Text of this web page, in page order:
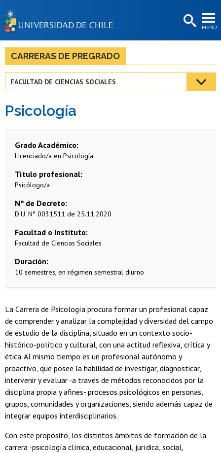
MENÚ
BIBLIOTECAS
LA UNIVERSIDAD
Estudiantes
Egresadas/os
CARRERAS DE PREGRADO
FACULTAD DE CIENCIAS SOCIALES
Psicología
Grado Académico
Licenciado/a en Psicología
Título profesional
Psicólogo/a
Nº de Decreto
D.U. N° 0031511 de 25.11.2020
Facultad o Instituto
Facultad de Ciencias Sociales
Duración
10 semestres, en régimen semestral diurno
La Carrera de Psicología procura formar un profesional capaz
de comprender y analizar la complejidad y diversidad del campo
de estudio de la disciplina, situado en un contexto socio-
histórico-político y cultural, con una actitud reflexiva, crítica y
ética. Al mismo tiempo es un profesional autónomo y
proactivo, que posee la habilidad de investigar, diagnosticar,
intervenir y evaluar -a través de métodos reconocidos por la
disciplina propia y afines- procesos psicológicos en personas,
grupos, comunidades y organizaciones, siendo además capaz de
integrar equipos interdisciplinarios.
Con este propósito, los distintos ámbitos de formación de la
carrera -psicología clínica, educacional, jurídica, social,